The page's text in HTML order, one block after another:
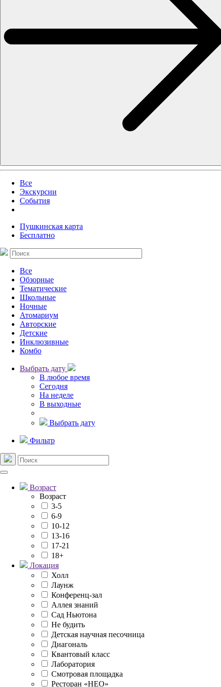
Все
Экскурсии
События
Пушкинская карта
Бесплатно
Все
Обзорные
Тематические
Школьные
Ночные
Атомариум
Авторские
Детские
Инклюзивные
Комбо
Выбрать дату
В любое время
Сегодня
На неделе
В выходные
Выбрать дату
Фильтр
Возраст
Возраст
3-5
6-9
10-12
13-16
17-21
18+
Локация
Холл
Лаунж
Конференц-зал
Аллея знаний
Сад Ньютона
Не будить
Детская научная песочница
Диагональ
Квантовый класс
Лаборатория
Смотровая площадка
Ресторан «НЕО»